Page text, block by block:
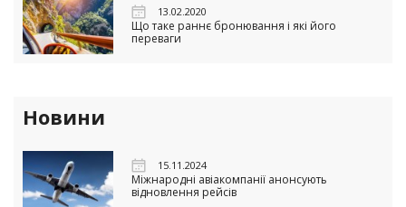
13.02.2020
Що таке раннє бронювання і які його
переваги
Новини
15.11.2024
Міжнародні авіакомпанії анонсують
відновлення рейсів